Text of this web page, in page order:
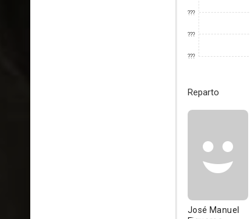
???
???
???
Reparto
José Manuel